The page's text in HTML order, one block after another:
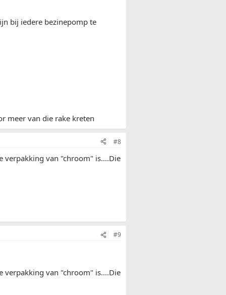
bij iedere bezinepomp te
meer van die rake kreten
#8
verpakking van "chroom" is....Die
#9
verpakking van "chroom" is....Die